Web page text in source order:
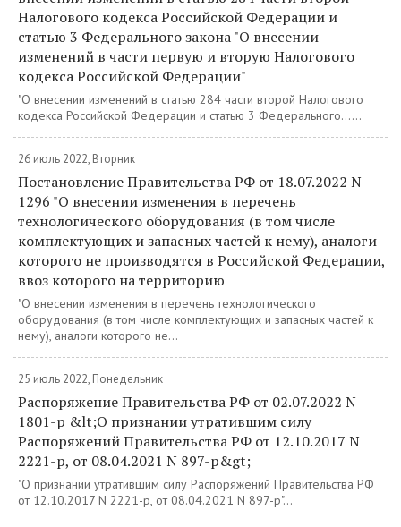
Налогового кодекса Российской Федерации и
статью 3 Федерального закона "О внесении
изменений в части первую и вторую Налогового
кодекса Российской Федерации"
"О внесении изменений в статью 284 части второй Налогового
кодекса Российской Федерации и статью 3 Федерального......
26 июль 2022, Вторник
Постановление Правительства РФ от 18.07.2022 N
1296 "О внесении изменения в перечень
технологического оборудования (в том числе
комплектующих и запасных частей к нему), аналоги
которого не производятся в Российской Федерации,
ввоз которого на территорию
"О внесении изменения в перечень технологического
оборудования (в том числе комплектующих и запасных частей к
нему), аналоги которого не...
25 июль 2022, Понедельник
Распоряжение Правительства РФ от 02.07.2022 N
1801-р &lt;О признании утратившим силу
Распоряжений Правительства РФ от 12.10.2017 N
2221-р, от 08.04.2021 N 897-р&gt;
"О признании утратившим силу Распоряжений Правительства РФ
от 12.10.2017 N 2221-р, от 08.04.2021 N 897-р"...